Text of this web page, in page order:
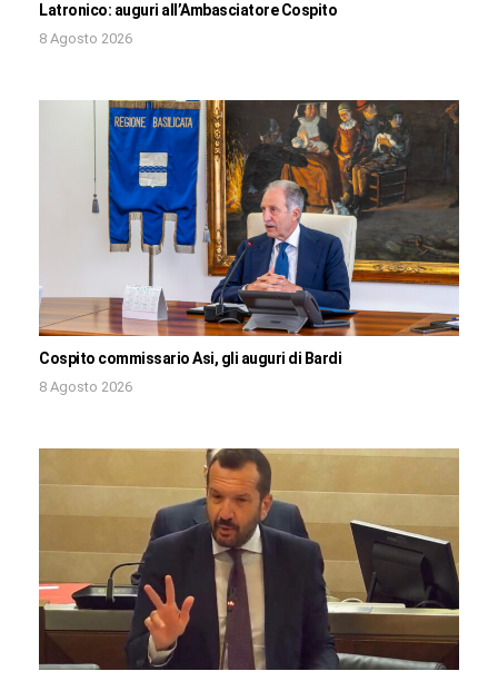
Latronico: auguri all’Ambasciatore Cospito
8 Agosto 2026
Cospito commissario Asi, gli auguri di Bardi
8 Agosto 2026